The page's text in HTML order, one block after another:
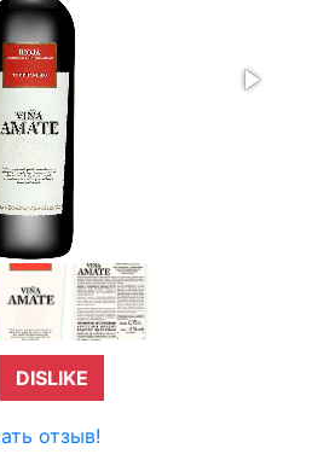
DISLIKE
отзыв!